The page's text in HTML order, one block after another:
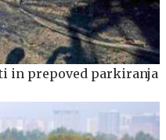
in prepoved parkiranja